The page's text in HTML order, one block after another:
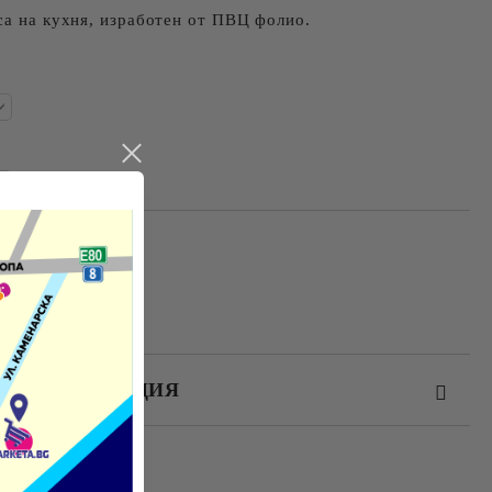
на кухня, изработен от ПВЦ фолио.
РЕГИСТРАЦИЯ